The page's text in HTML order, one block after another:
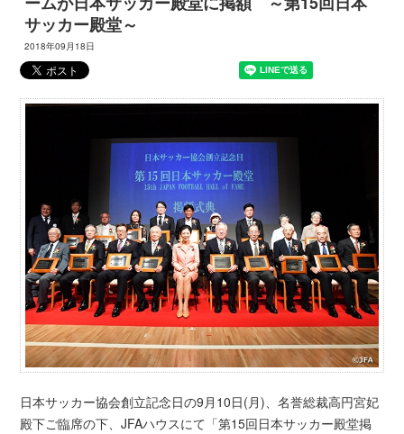
サッカー殿堂～
2018年09月18日
日本サッカー協会創立記念日の9月10日(月)、名誉総裁高円宮妃
殿下ご臨席の下、JFAハウスにて「第15回日本サッカー殿堂掲